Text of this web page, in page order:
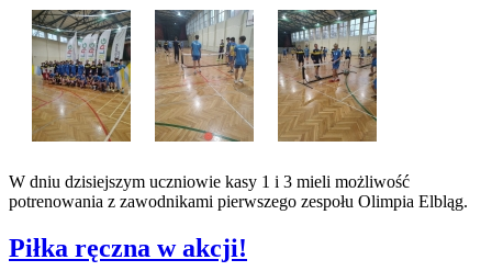
W dniu dzisiejszym uczniowie kasy 1 i 3 mieli możliwość
potrenowania z zawodnikami pierwszego zespołu Olimpia Elbląg.
Piłka ręczna w akcji!